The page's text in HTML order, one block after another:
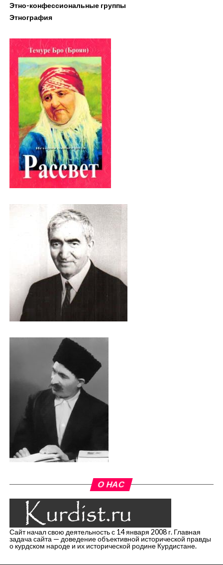
Этно-конфессиональные группы
Этнография
О НАС
Сайт начал свою деятельность с 14 января 2008 г. Главная
задача сайта — доведение объективной исторической правды
о курдском народе и их исторической родине Курдистане.